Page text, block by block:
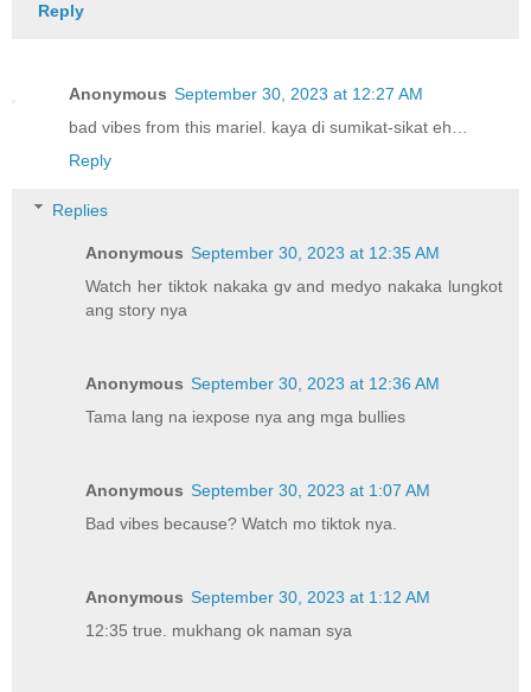
Reply
Anonymous September 30, 2023 at 12:27 AM
bad vibes from this mariel. kaya di sumikat-sikat eh…
Reply
Replies
Anonymous September 30, 2023 at 12:35 AM
Watch her tiktok nakaka gv and medyo nakaka lungkot
ang story nya
Anonymous September 30, 2023 at 12:36 AM
Tama lang na iexpose nya ang mga bullies
Anonymous September 30, 2023 at 1:07 AM
Bad vibes because? Watch mo tiktok nya.
Anonymous September 30, 2023 at 1:12 AM
12:35 true. mukhang ok naman sya